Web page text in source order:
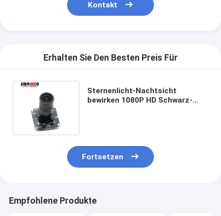
Kontakt
Erhalten Sie Den Besten Preis Für
Sternenlicht-Nachtsicht
bewirken 1080P HD Schwarz-
Fortsetzen
Empfohlene Produkte